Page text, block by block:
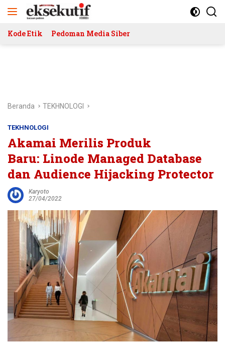
Kode Etik Pedoman Media Siber
Beranda TEKHNOLOGI
TEKHNOLOGI
Akamai Merilis Produk
Baru: Linode Managed Database
dan Audience Hijacking Protector
Karyoto
27/04/2022